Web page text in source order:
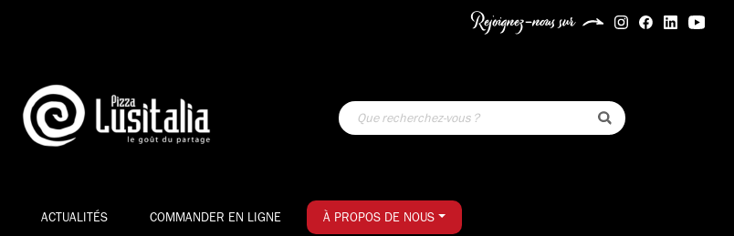
Rejoignez-nous sur
ACTUALITÉS COMMANDER EN LIGNE À PROPOS DE NOUS